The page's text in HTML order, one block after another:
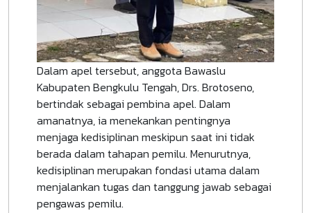
Dalam apel tersebut, anggota Bawaslu
Kabupaten Bengkulu Tengah, Drs. Brotoseno,
bertindak sebagai pembina apel. Dalam
amanatnya, ia menekankan pentingnya
menjaga kedisiplinan meskipun saat ini tidak
berada dalam tahapan pemilu. Menurutnya,
kedisiplinan merupakan fondasi utama dalam
menjalankan tugas dan tanggung jawab sebagai
pengawas pemilu.